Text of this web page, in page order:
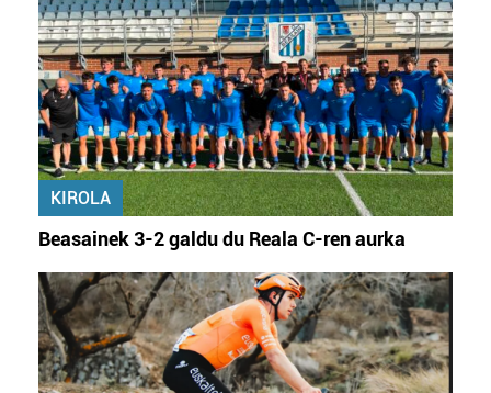
KIROLA
Beasainek 3-2 galdu du Reala C-ren aurka